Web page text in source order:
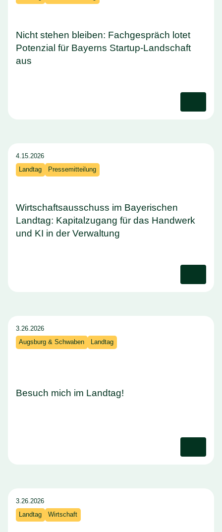
Nicht stehen bleiben: Fachgespräch lotet
Potenzial für Bayerns Startup-Landschaft
aus
4.15.2026
Landtag
Pressemitteilung
Wirtschaftsausschuss im Bayerischen
Landtag: Kapitalzugang für das Handwerk
und KI in der Verwaltung
3.26.2026
Augsburg & Schwaben
Landtag
Besuch mich im Landtag!
3.26.2026
Landtag
Wirtschaft